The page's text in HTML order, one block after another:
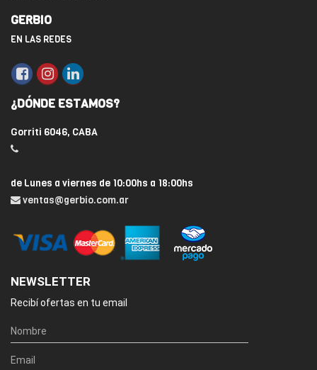
GERBIO
EN LAS REDES
¿DÓNDE ESTAMOS?
Gorriti 6046, CABA
de Lunes a viernes de 10:00hs a 18:00hs
ventas@gerbio.com.ar
NEWSLETTER
Recibí ofertas en tu email